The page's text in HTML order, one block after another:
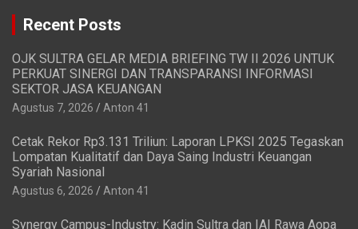
Recent Posts
OJK SULTRA GELAR MEDIA BRIEFING TW II 2026 UNTUK
PERKUAT SINERGI DAN TRANSPARANSI INFORMASI
SEKTOR JASA KEUANGAN
Agustus 7, 2026 Anton 41
Cetak Rekor Rp3.131 Triliun: Laporan LPKSI 2025 Tegaskan
Lompatan Kualitatif dan Daya Saing Industri Keuangan
Syariah Nasional
Agustus 6, 2026 Anton 41
Synergy Campus-Industry: Kadin Sultra dan IAI Rawa Aopa